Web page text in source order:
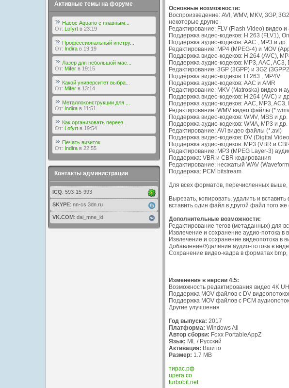
Активные темы на форуме
Насос Aquario с плавным...
От: Lofyrt в 23:19
Профессиональный инстру...
От: Indira в 19:19
Лазер для небольшой мас...
От: Mifer в 19:15
Какой университет выбра...
От: Mifer в 13:14
Металлоконструкции для ...
От: Indira в 11:51
Как организовать переез...
От: Lofyrt в 19:54
Печать визиток
От: Indira в 22:55
Контакты администрации
ICQ: 593-15-993
SKYPE: nn-cs.3dn.ru
VK.COM: dai_mne_id
Основные возможности:
Воспроизведение: AVI, WMV, MKV, 3GP,
некоторые другие
Редактирование: FLV (Flash Video) видео
Поддержка видео-кодеков: H.263 (FLV1),
Поддержка аудио-кодеков: AAC , MP3 и др.
Редактирование: MP4 (MPEG-4) и MOV
Поддержка видео-кодеков: H.264 (AVC),
Поддержка аудио-кодеков: MP3, AAC, AC3,
Редактирование: 3GP (3GPP) и 3G2
Поддержка видео-кодеков: H.263 , MP4V
Поддержка аудио-кодеков: AAC и AMR
Редактирование: MKV (Matroska) видео и
Поддержка видео-кодеков: H.264 (AVC) и
Поддержка аудио-кодеков: AAC, MP3, AC3,
Редактирование: WMV видео файлы
Поддержка видео-кодеков: WMV, MSS и др.
Поддержка аудио-кодеков: WMA, MP3 и др.
Редактирование: AVI видео файлы (*.avi)
Поддержка видео-кодеков: DV (Digital
Поддержка аудио-кодеков: MP3 (VBR и
Редактирование: MP3 (MPEG Layer-3)
Поддержка: VBR и CBR кодирования
Редактирование: несжатый WAV
Поддержка: PCM bitstream
Для всех форматов, перечисленных
Вырезать, копировать, удалить и
вставить один файл в другой файл того
Дополнительные возможности:
Редактирование тегов (метаданных) для
Извлечение и сохранение аудио-потока в
Извлечение и сохранение видеопотока в
Добавление/Удаление аудио-потока в
Сохранение видео-кадра в форматах bmp,
Изменения в версии 4.5:
Возможность редактирования видео 4K
Поддержка MOV файлов с DV
Поддержка MOV файлов с PCM
Другие улучшения
Год выпуска: 2017
Платформа: Windows All
Автор сборки: Foxx PortableAppZ
Язык: ML / Русский
Активация: Вшито
Размер: 1.7 MB
тирас.рф
upera.co
turbobit.net